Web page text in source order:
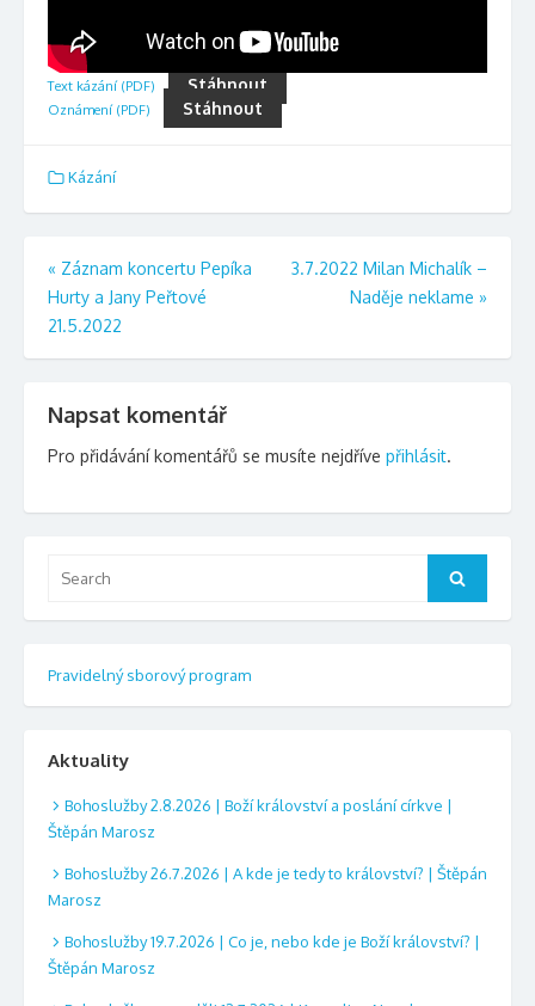
Text kázání (PDF) Stáhnout
Oznámení (PDF) Stáhnout
Kázání
Navigace
pro
příspěvek
« Záznam koncertu Pepíka
Hurty a Jany Peřtové
21.5.2022
3.7.2022 Milan Michalík –
Naděje neklame »
Napsat komentář
Pro přidávání komentářů se musíte nejdříve přihlásit.
Search
Pravidelný sborový program
Aktuality
Bohoslužby 2.8.2026 | Boží království a poslání církve |
Štěpán Marosz
Bohoslužby 26.7.2026 | A kde je tedy to království? | Štěpán
Marosz
Bohoslužby 19.7.2026 | Co je, nebo kde je Boží království? |
Štěpán Marosz